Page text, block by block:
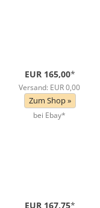
EUR 165,00*
Versand: EUR 0,00
Zum Shop »
bei Ebay*
EUR 167,75*